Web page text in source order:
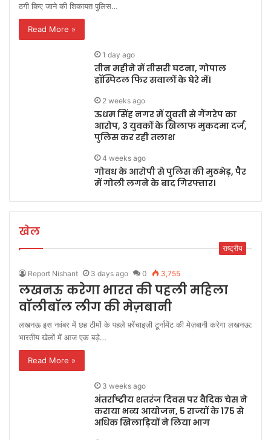
ठगी किए जाने की शिकायत पुलिस…
Read More »
1 day ago
तीन महीने में तीसरी घटना, गोपाल
हॉस्पिटल फिर सवालों के घेरे में।
2 weeks ago
ऊधम सिंह नगर में युवती से गैंगरेप का
आरोप, 3 युवकों के खिलाफ मुकदमा दर्ज,
पुलिस कर रही तलाश
4 weeks ago
गोवध के आरोपी से पुलिस की मुठभेड़, पैर
में गोली लगने के बाद गिरफ्तार।
खेल
राष्ट्रीय
Report Nishant 3 days ago 0 3,755
लखनऊ करेगा भारत की पहली महिला
वॉलीबॉल लीग की मेज़बानी
लखनऊ इस नवंबर में छह टीमों के पहले फ़्रेंचाइज़ी टूर्नामेंट की मेज़बानी करेगा लखनऊ:
भारतीय खेलों में आज एक बड़े…
Read More »
3 weeks ago
अंतर्राष्ट्रीय शतरंज दिवस पर वैदिक चेस ने
कराया भव्य आयोजन, 5 राज्यों के 175 से
अधिक खिलाड़ियों ने लिया भाग